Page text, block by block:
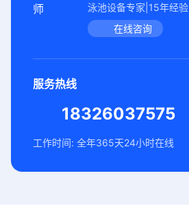
泳池设备专家|15年经验
在线咨询
服务热线
18326037575
工作时间: 全年365天24小时在线